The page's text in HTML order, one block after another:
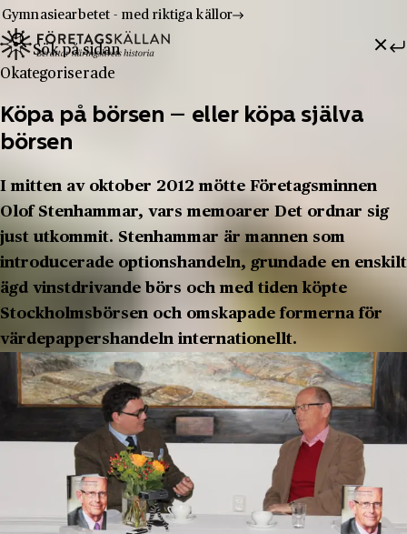
Hoppa till innehåll
Till innehåll
Gymnasiearbetet - med riktiga källor
Sök efter:
Okategoriserade
Köpa på börsen – eller köpa själva
börsen
I mitten av oktober 2012 mötte Företagsminnen
Olof Stenhammar, vars memoarer Det ordnar sig
just utkommit. Stenhammar är mannen som
introducerade optionshandeln, grundade en enskilt
ägd vinstdrivande börs och med tiden köpte
Stockholmsbörsen och omskapade formerna för
värdepappershandeln internationellt.